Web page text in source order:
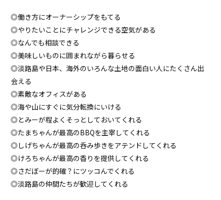
◎働き方にオーナーシップをもてる
◎やりたいことにチャレンジできる空気がある
◎なんでも相談できる
◎美味しいものに囲まれながら暮らせる
◎淡路島や日本、海外のいろんな土地の面白い人にたくさん出
会える
◎素敵なオフィスがある
◎海や山にすぐに気分転換にいける
◎とみーが程よくそっとしておいてくれる
◎たまちゃんが最高のBBQを主宰してくれる
◎しげちゃんが最高の呑み歩きをアテンドしてくれる
◎けろちゃんが最高の香りを提供してくれる
◎さだぼーが的確？にツッコんでくれる
◎淡路島の仲間たちが歓迎してくれる